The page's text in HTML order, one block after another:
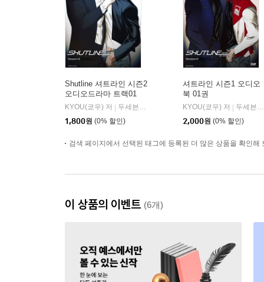
Shutline 셔트라인 시즌2
오디오드라마 트랙01
KYOU(쿄우) 저 | 두세븐 엔터테인먼트
1,800원 (0% 할인)
셔트라인 시즌1 오디오
북 01권
KYOU(쿄우) 저 | 두세븐 엔터테인먼트
2,000원 (0% 할인)
검색 페이지에서 선택된 태그에 등록된 더 많은 상품을 확인해
이 상품의 이벤트 (6개)